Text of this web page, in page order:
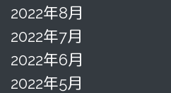
2022年8月
2022年7月
2022年6月
2022年5月